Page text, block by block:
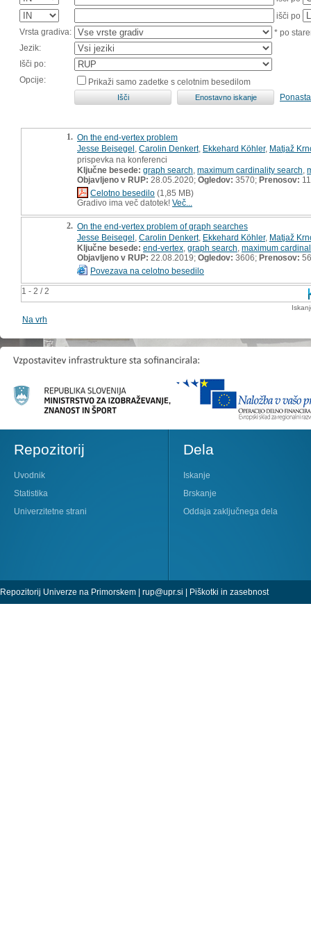
išči po
Vrsta gradiva:
* po
Jezik:
Išči po:
Opcije:
Prikaži samo zadetke s celotnim besedilom
1 - 2 / 2
1. On the end-vertex problem
Jesse Beisegel Carolin Denkert, Ekkehard Köhler, Matjaž
prispevka na konferenci
Ključne besede: graph search maximum cardinality search
Objavljeno v RUP: 28.05.2020; Ogledov: 3570; Prenosov:
Celotno besedilo (1,85 MB)
Gradivo ima več datotek! Več...
2. On the end-vertex problem of graph searches
Jesse Beisegel Carolin Denkert, Ekkehard Köhler, Matjaž
Ključne besede: end-vertex graph search maximum
Objavljeno v RUP: 22.08.2019; Ogledov: 3606; Prenosov: 56
Povezava na celotno besedilo
Na vrh
Repozitorij
Uvodnik
Statistika
Univerzitetne strani
Dela
Iskanje
Brskanje
Oddaja zaključnega dela
Repozitorij Univerze na Primorskem | rup@upr.si | Piškotki in zasebnost